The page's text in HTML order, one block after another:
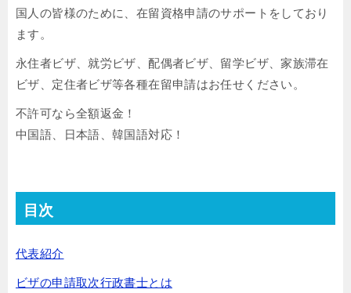
国人の皆様のために、在留資格申請のサポートをしており
ます。
永住者ビザ、就労ビザ、配偶者ビザ、留学ビザ、家族滞在
ビザ、定住者ビザ等各種在留申請はお任せください。
不許可なら全額返金！
中国語、日本語、韓国語対応！
目次
代表紹介
ビザの申請取次行政書士とは